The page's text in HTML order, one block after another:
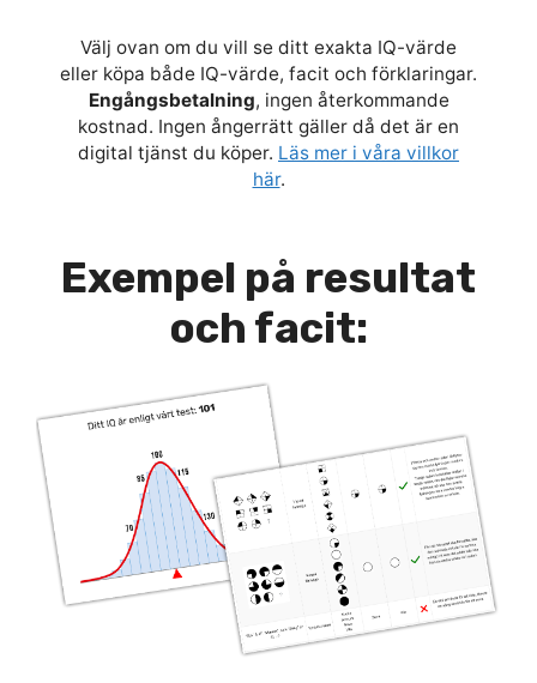
Välj ovan om du vill se ditt exakta IQ-värde
eller köpa både IQ-värde, facit och förklaringar.
Engångsbetalning, ingen återkommande
kostnad. Ingen ångerrätt gäller då det är en
digital tjänst du köper. Läs mer i våra villkor
här.
Exempel på resultat
och facit: